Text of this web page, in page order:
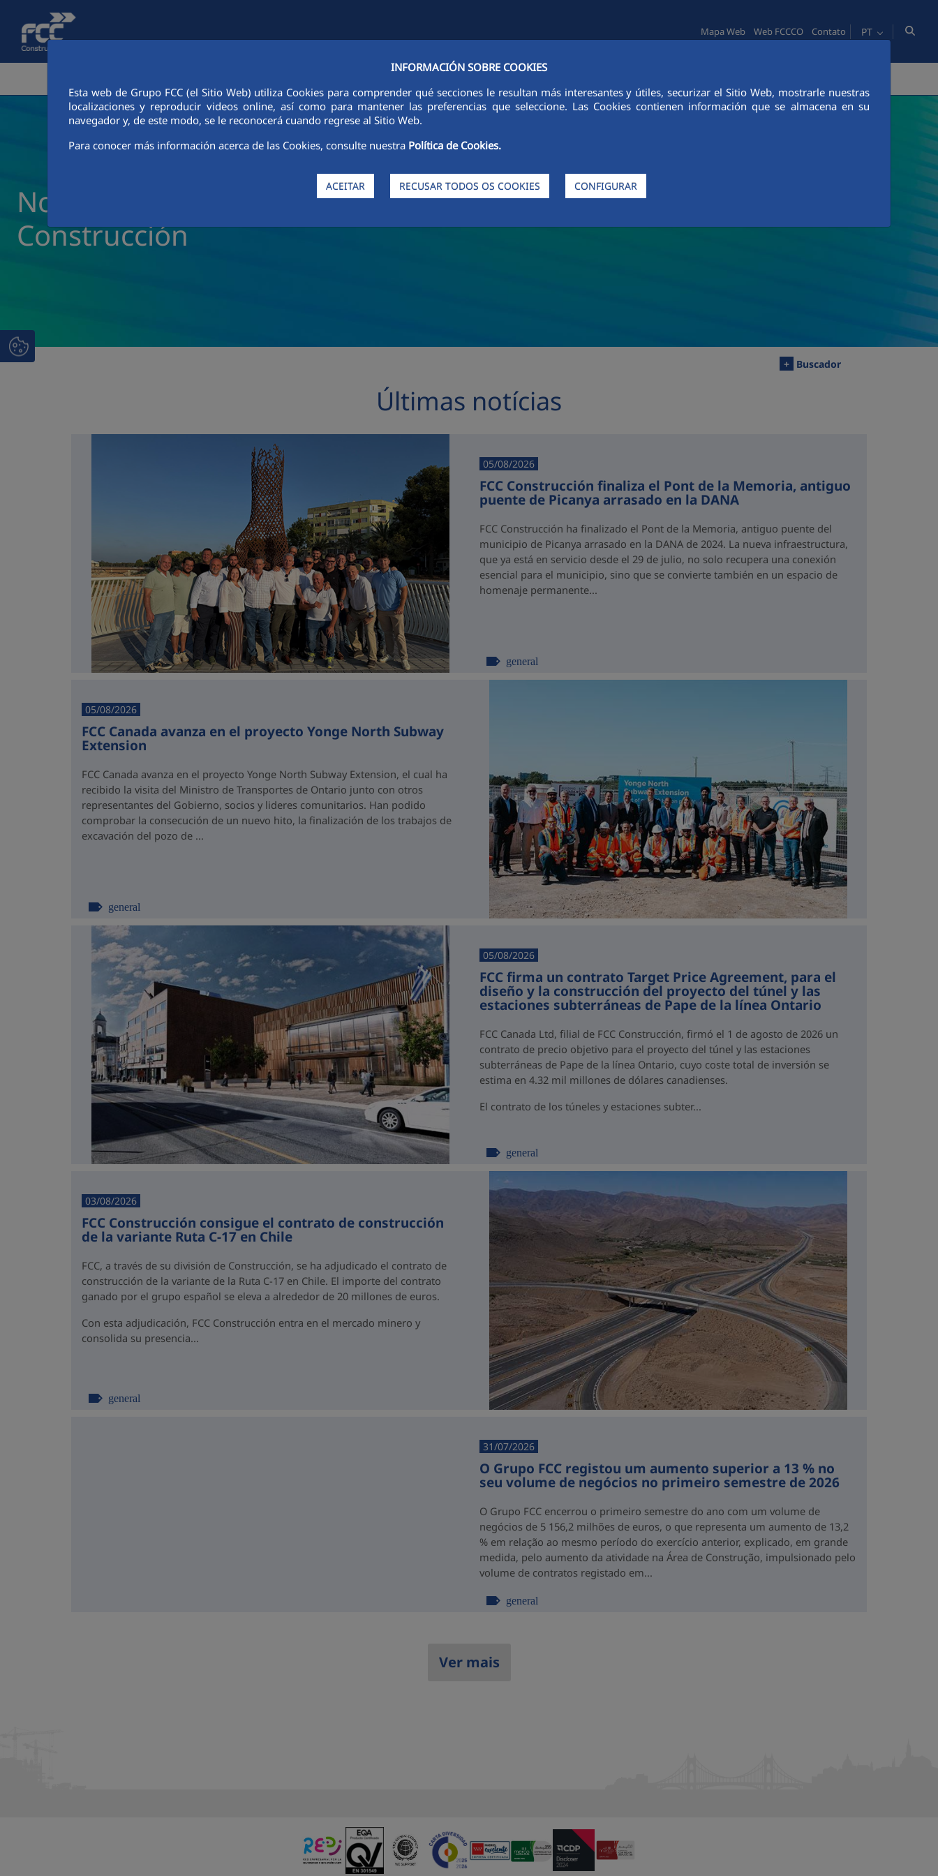
Pular para o Conteúdo principal
INFORMACIÓN SOBRE COOKIES
Esta web de Grupo FCC (el Sitio Web) utiliza Cookies para comprender qué secciones le resultan más interesantes y útiles, securizar el Sitio Web, mostrarle nuestras
localizaciones y reproducir videos online, así como para mantener las preferencias que seleccione. Las Cookies contienen información que se almacena en su
navegador y, de este modo, se le reconocerá cuando regrese al Sitio Web.
Para conocer más información acerca de las Cookies, consulte nuestra Política de Cookies.
ACEITAR RECUSAR TODOS OS COOKIES CONFIGURAR
Mapa Web Web FCCCO Contato PT
Notícias e atualidade da FCC
Construcción
+ Buscador
Últimas notícias
05/08/2026
FCC Construcción finaliza el Pont de la Memoria, antiguo
puente de Picanya arrasado en la DANA
FCC Construcción ha finalizado el Pont de la Memoria, antiguo puente del
municipio de Picanya arrasado en la DANA de 2024. La nueva infraestructura,
que ya está en servicio desde el 29 de julio, no solo recupera una conexión
esencial para el municipio, sino que se convierte también en un espacio de
homenaje permanente...
general
05/08/2026
FCC Canada avanza en el proyecto Yonge North Subway
Extension
FCC Canada avanza en el proyecto Yonge North Subway Extension, el cual ha
recibido la visita del Ministro de Transportes de Ontario junto con otros
representantes del Gobierno, socios y lideres comunitarios. Han podido
comprobar la consecución de un nuevo hito, la finalización de los trabajos de
excavación del pozo de ...
general
05/08/2026
FCC firma un contrato Target Price Agreement, para el
diseño y la construcción del proyecto del túnel y las
estaciones subterráneas de Pape de la línea Ontario
FCC Canada Ltd, filial de FCC Construcción, firmó el 1 de agosto de 2026 un
contrato de precio objetivo para el proyecto del túnel y las estaciones
subterráneas de Pape de la línea Ontario, cuyo coste total de inversión se
estima en 4.32 mil millones de dólares canadienses.
El contrato de los túneles y estaciones subter...
general
03/08/2026
FCC Construcción consigue el contrato de construcción
de la variante Ruta C-17 en Chile
FCC, a través de su división de Construcción, se ha adjudicado el contrato de
construcción de la variante de la Ruta C-17 en Chile. El importe del contrato
ganado por el grupo español se eleva a alrededor de 20 millones de euros.
Con esta adjudicación, FCC Construcción entra en el mercado minero y
consolida su presencia...
general
31/07/2026
O Grupo FCC registou um aumento superior a 13 % no
seu volume de negócios no primeiro semestre de 2026
O Grupo FCC encerrou o primeiro semestre do ano com um volume de
negócios de 5 156,2 milhões de euros, o que representa um aumento de 13,2
% em relação ao mesmo período do exercício anterior, explicado, em grande
medida, pelo aumento da atividade na Área de Construção, impulsionado pelo
volume de contratos registado em...
general
Ver mais